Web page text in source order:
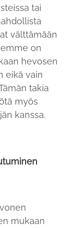
tai
välttämään
on
hevosen
eikä vain
takia
myös
kanssa.
mukaan